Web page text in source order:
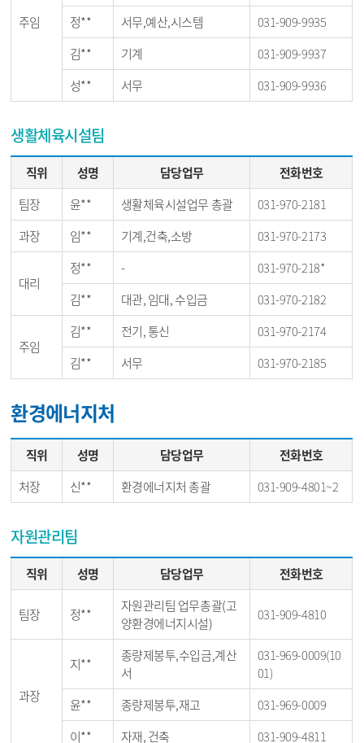
주임
정**
서무,예산,시스템
031-909-9935
김**
기계
031-909-9937
성**
서무 031-909-9936
생활체육시설팀
직위 성명 담당업무
전화번호
팀장
윤** 생활체육시설업무 총괄
031-970-2181
과장
임** 기계,건축,소방 031-970-2173
대리
정** -
031-970-218*
김**
대관, 임대, 수입금 031-970-2182
주임
김** 전기, 통신
031-970-2174
김**
서무 031-970-2185
환경에너지처
직위 성명 담당업무
전화번호
처장
신** 환경에너지처 총괄 031-909-4801~2
자원관리팀
직위 성명 담당업무 전화번호
팀장 정**
자원관리팀 업무총괄(고
양환경에너지시설)
031-909-4810
과장
지**
종량제봉투,수입금,계산
서
031-969-0009(10
01)
윤**
종량제봉투,재고
031-969-0009
이**
자재, 건축 031-909-4811